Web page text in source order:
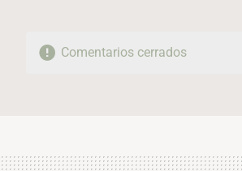
Comentarios cerrados